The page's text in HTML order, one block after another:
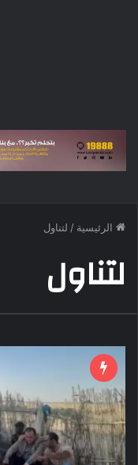
الرئيسية / لتناول
لتناول